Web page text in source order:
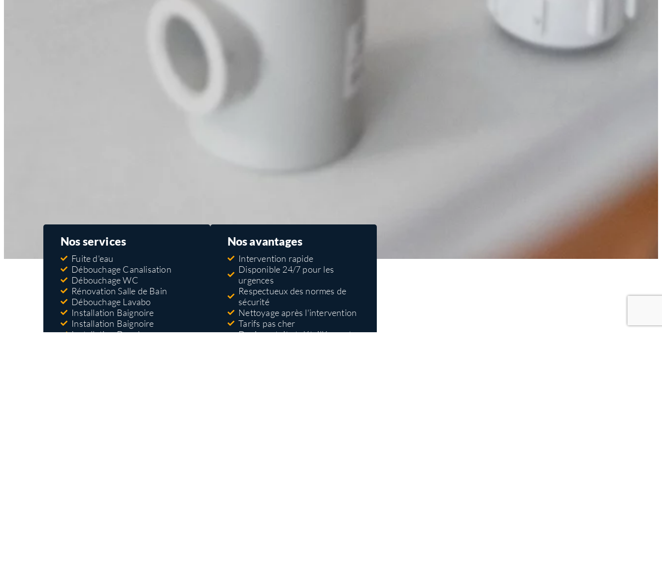
Nos services
Fuite d'eau
Débouchage Canalisation
Débouchage WC
Rénovation Salle de Bain
Débouchage Lavabo
Installation Baignoire
Installation Baignoire
Installation Douche
Nos avantages
Intervention rapide
Disponible 24/7 pour les
urgences
Respectueux des normes de
sécurité
Nettoyage après l'intervention
Tarifs pas cher
Devis gratuit et détaillé avant